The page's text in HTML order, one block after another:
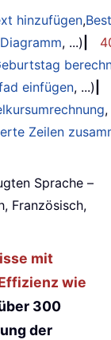
hinzufügen,
, ...)
einfügen, ...)
Zeilen
Sprache –
Französisch,
mit
wie
300
der